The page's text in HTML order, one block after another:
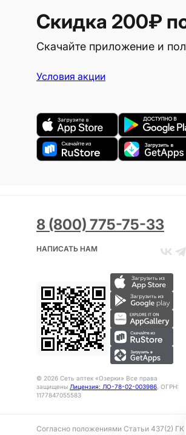
Скидка 200₽
Скачайте приложение и
Условия акции
8 (800) 775-75-33
НАПИСАТЬ НАМ
© 2026 Сеть аптек «Озерки» Все права
защищены Лицензия: ЛО-78-02-003986, ОГРН:
1177847055583
Согласно положениями Статьи 437(2)